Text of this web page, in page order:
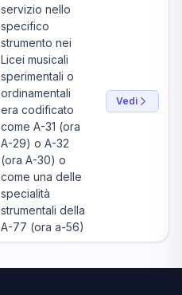
servizio nello
specifico
strumento nei
Licei musicali
sperimentali o
ordinamentali
era codificato
come A-31 (ora
A-29) o A-32
(ora A-30) o
come una delle
specialità
strumentali della
A-77 (ora a-56)
Vedi